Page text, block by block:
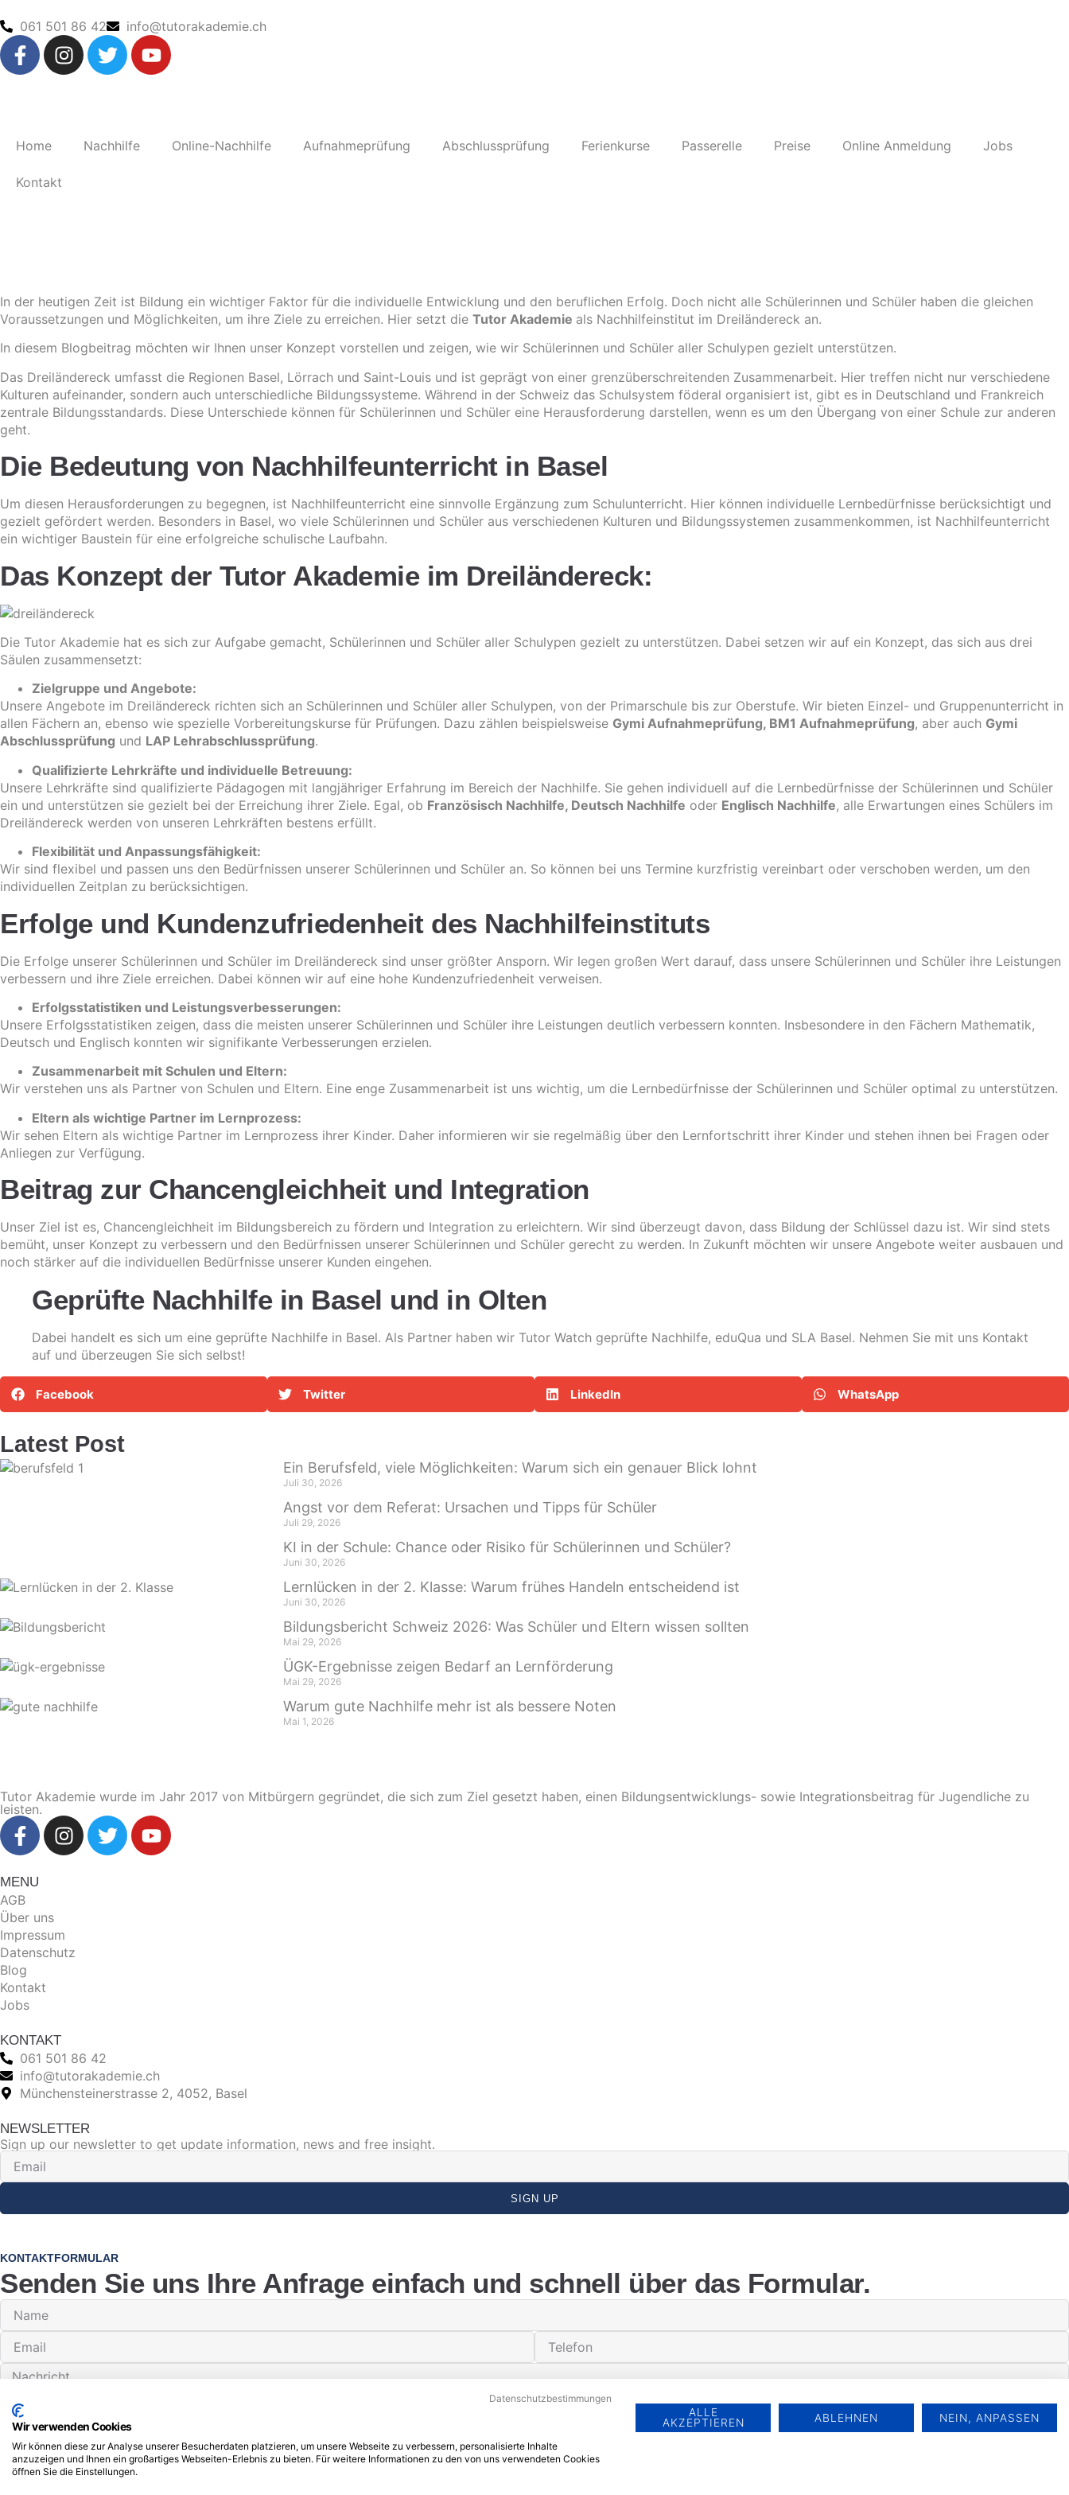
061 501 86 42 info@tutorakademie.ch
Home Nachhilfe Online-Nachhilfe Aufnahmeprüfung Abschlussprüfung Ferienkurse Passerelle Preise Online Anmeldung Jobs
Kontakt
In der heutigen Zeit ist Bildung ein wichtiger Faktor für die individuelle Entwicklung und den beruflichen Erfolg. Doch nicht alle Schülerinnen und Schüler haben die gleichen
Voraussetzungen und Möglichkeiten, um ihre Ziele zu erreichen. Hier setzt die Tutor Akademie als Nachhilfeinstitut im Dreiländereck an.
In diesem Blogbeitrag möchten wir Ihnen unser Konzept vorstellen und zeigen, wie wir Schülerinnen und Schüler aller Schulypen gezielt unterstützen.
Das Dreiländereck umfasst die Regionen Basel, Lörrach und Saint-Louis und ist geprägt von einer grenzüberschreitenden Zusammenarbeit. Hier treffen nicht nur verschiedene
Kulturen aufeinander, sondern auch unterschiedliche Bildungssysteme. Während in der Schweiz das Schulsystem föderal organisiert ist, gibt es in Deutschland und Frankreich
zentrale Bildungsstandards. Diese Unterschiede können für Schülerinnen und Schüler eine Herausforderung darstellen, wenn es um den Übergang von einer Schule zur anderen
geht.
Die Bedeutung von Nachhilfeunterricht in Basel
Um diesen Herausforderungen zu begegnen, ist Nachhilfeunterricht eine sinnvolle Ergänzung zum Schulunterricht. Hier können individuelle Lernbedürfnisse berücksichtigt und
gezielt gefördert werden. Besonders in Basel, wo viele Schülerinnen und Schüler aus verschiedenen Kulturen und Bildungssystemen zusammenkommen, ist Nachhilfeunterricht
ein wichtiger Baustein für eine erfolgreiche schulische Laufbahn.
Das Konzept der Tutor Akademie im Dreiländereck:
Die Tutor Akademie hat es sich zur Aufgabe gemacht, Schülerinnen und Schüler aller Schulypen gezielt zu unterstützen. Dabei setzen wir auf ein Konzept, das sich aus drei
Säulen zusammensetzt:
Zielgruppe und Angebote:
Unsere Angebote im Dreiländereck richten sich an Schülerinnen und Schüler aller Schulypen, von der Primarschule bis zur Oberstufe. Wir bieten Einzel- und Gruppenunterricht in
allen Fächern an, ebenso wie spezielle Vorbereitungskurse für Prüfungen. Dazu zählen beispielsweise Gymi Aufnahmeprüfung, BM1 Aufnahmeprüfung, aber auch Gymi
Abschlussprüfung und LAP Lehrabschlussprüfung.
Qualifizierte Lehrkräfte und individuelle Betreuung:
Unsere Lehrkräfte sind qualifizierte Pädagogen mit langjähriger Erfahrung im Bereich der Nachhilfe. Sie gehen individuell auf die Lernbedürfnisse der Schülerinnen und Schüler
ein und unterstützen sie gezielt bei der Erreichung ihrer Ziele. Egal, ob Französisch Nachhilfe, Deutsch Nachhilfe oder Englisch Nachhilfe, alle Erwartungen eines Schülers im
Dreiländereck werden von unseren Lehrkräften bestens erfüllt.
Flexibilität und Anpassungsfähigkeit:
Wir sind flexibel und passen uns den Bedürfnissen unserer Schülerinnen und Schüler an. So können bei uns Termine kurzfristig vereinbart oder verschoben werden, um den
individuellen Zeitplan zu berücksichtigen.
Erfolge und Kundenzufriedenheit des Nachhilfeinstituts
Die Erfolge unserer Schülerinnen und Schüler im Dreiländereck sind unser größter Ansporn. Wir legen großen Wert darauf, dass unsere Schülerinnen und Schüler ihre Leistungen
verbessern und ihre Ziele erreichen. Dabei können wir auf eine hohe Kundenzufriedenheit verweisen.
Erfolgsstatistiken und Leistungsverbesserungen:
Unsere Erfolgsstatistiken zeigen, dass die meisten unserer Schülerinnen und Schüler ihre Leistungen deutlich verbessern konnten. Insbesondere in den Fächern Mathematik,
Deutsch und Englisch konnten wir signifikante Verbesserungen erzielen.
Zusammenarbeit mit Schulen und Eltern:
Wir verstehen uns als Partner von Schulen und Eltern. Eine enge Zusammenarbeit ist uns wichtig, um die Lernbedürfnisse der Schülerinnen und Schüler optimal zu unterstützen.
Eltern als wichtige Partner im Lernprozess:
Wir sehen Eltern als wichtige Partner im Lernprozess ihrer Kinder. Daher informieren wir sie regelmäßig über den Lernfortschritt ihrer Kinder und stehen ihnen bei Fragen oder
Anliegen zur Verfügung.
Beitrag zur Chancengleichheit und Integration
Unser Ziel ist es, Chancengleichheit im Bildungsbereich zu fördern und Integration zu erleichtern. Wir sind überzeugt davon, dass Bildung der Schlüssel dazu ist. Wir sind stets
bemüht, unser Konzept zu verbessern und den Bedürfnissen unserer Schülerinnen und Schüler gerecht zu werden. In Zukunft möchten wir unsere Angebote weiter ausbauen und
noch stärker auf die individuellen Bedürfnisse unserer Kunden eingehen.
Geprüfte Nachhilfe in Basel und in Olten
Dabei handelt es sich um eine geprüfte Nachhilfe in Basel. Als Partner haben wir Tutor Watch geprüfte Nachhilfe, eduQua und SLA Basel. Nehmen Sie mit uns Kontakt
auf und überzeugen Sie sich selbst!
Facebook Twitter LinkedIn WhatsApp
Latest Post
Ein Berufsfeld, viele Möglichkeiten: Warum sich ein genauer Blick lohnt
Juli 30, 2026
Angst vor dem Referat: Ursachen und Tipps für Schüler
Juli 29, 2026
KI in der Schule: Chance oder Risiko für Schülerinnen und Schüler?
Juni 30, 2026
Lernlücken in der 2. Klasse: Warum frühes Handeln entscheidend ist
Juni 30, 2026
Bildungsbericht Schweiz 2026: Was Schüler und Eltern wissen sollten
Mai 29, 2026
ÜGK-Ergebnisse zeigen Bedarf an Lernförderung
Mai 29, 2026
Warum gute Nachhilfe mehr ist als bessere Noten
Mai 1, 2026
Tutor Akademie wurde im Jahr 2017 von Mitbürgern gegründet, die sich zum Ziel gesetzt haben, einen Bildungsentwicklungs- sowie Integrationsbeitrag für Jugendliche zu
leisten.
MENU
AGB
Über uns
Impressum
Datenschutz
Blog
Kontakt
Jobs
KONTAKT
061 501 86 42
info@tutorakademie.ch
Münchensteinerstrasse 2, 4052, Basel
NEWSLETTER
Sign up our newsletter to get update information, news and free insight.
SIGN UP
KONTAKTFORMULAR
Senden Sie uns Ihre Anfrage einfach und schnell über das Formular.
SENDEN
Datenschutzbestimmungen
Wir verwenden Cookies
Wir können diese zur Analyse unserer Besucherdaten platzieren, um unsere Webseite zu verbessern, personalisierte Inhalte
anzuzeigen und Ihnen ein großartiges Webseiten-Erlebnis zu bieten. Für weitere Informationen zu den von uns verwendeten Cookies
öffnen Sie die Einstellungen.
ALLE
AKZEPTIEREN
ABLEHNEN NEIN, ANPASSEN